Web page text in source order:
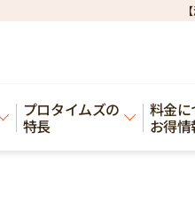
プロタイムズの
特長
料金に
お得情
たしました！/外壁塗装